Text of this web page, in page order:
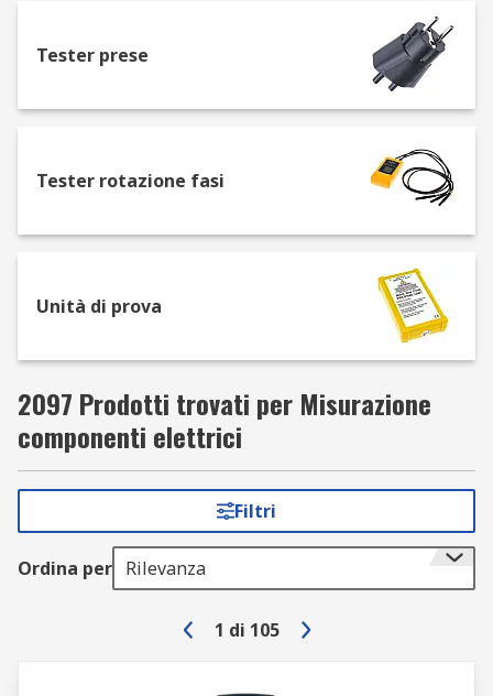
Tester prese
Tester rotazione fasi
Unità di prova
2097 Prodotti trovati per Misurazione
componenti elettrici
Filtri
Ordina per Rilevanza
1 di 105